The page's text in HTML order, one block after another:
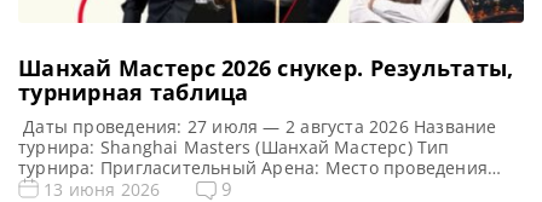
Шанхай Мастерс 2026 cнукер. Результаты,
турнирная таблица
Даты проведения: 27 июля — 2 августа 2026 Название
турнира: Shanghai Masters (Шанхай Мастерс) Тип
турнира: Пригласительный Арена: Место проведения
(населенный пункт, город, страна): Шанхай, Китай (КНР)
13 июня 2026 9